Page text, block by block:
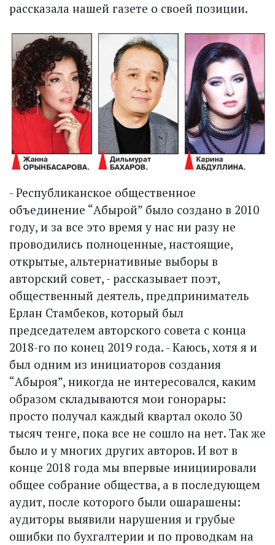
рассказала нашей газете о своей позиции.
- Республиканское общественное
объединение “Абырой” было создано в 2010
году, и за все это время у нас ни разу не
проводились полноценные, настоящие,
открытые, альтернативные выборы в
авторский совет, - рассказывает поэт,
общественный деятель, предприниматель
Ерлан Стамбеков, который был
председателем авторского совета с конца
2018-го по конец 2019 года. - Каюсь, хотя я и
был одним из инициаторов создания
“Абыроя”, никогда не интересовался, каким
образом складываются мои гонорары:
просто получал каждый квартал около 30
тысяч тенге, пока все не сошло на нет. Так же
было и у многих других авторов. И вот в
конце 2018 года мы впервые инициировали
общее собрание общества, а в последующем
аудит, после которого были ошарашены:
аудиторы выявили нарушения и грубые
ошибки по бухгалтерии и по проводкам на